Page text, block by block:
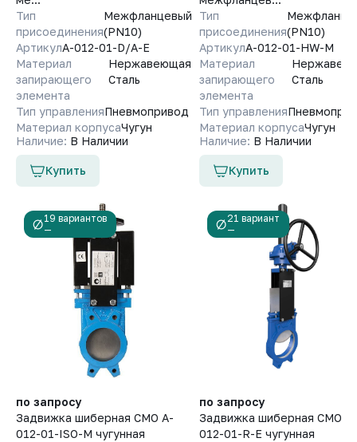
Тип
присоединения
Межфланцевый
(PN10)
АртикулA-012-01-D/A-E
Материал
запирающего
элемента
Нержавеющая
Сталь
Тип управленияПневмопривод
Материал корпусаЧугун
Наличие: В Наличии
Купить
Тип
присоединения(PN10)
АртикулA-012-01-HW-M
Материал
запирающего
элемента
Сталь
Тип управления
Материал корпусаЧугун
Наличие: В Наличии
Купить
19 вариантов
—
по запросу
Задвижка шиберная СМО A-
012-01-ISO-М чугунная
21 вариант
—
по запросу
Задвижка шиберная СМО A-
012-01-R-E чугунная